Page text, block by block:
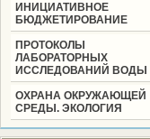
ИНИЦИАТИВНОЕ
БЮДЖЕТИРОВАНИЕ
ПРОТОКОЛЫ
ЛАБОРАТОРНЫХ
ИССЛЕДОВАНИЙ ВОДЫ
ОХРАНА ОКРУЖАЮЩЕЙ
СРЕДЫ. ЭКОЛОГИЯ